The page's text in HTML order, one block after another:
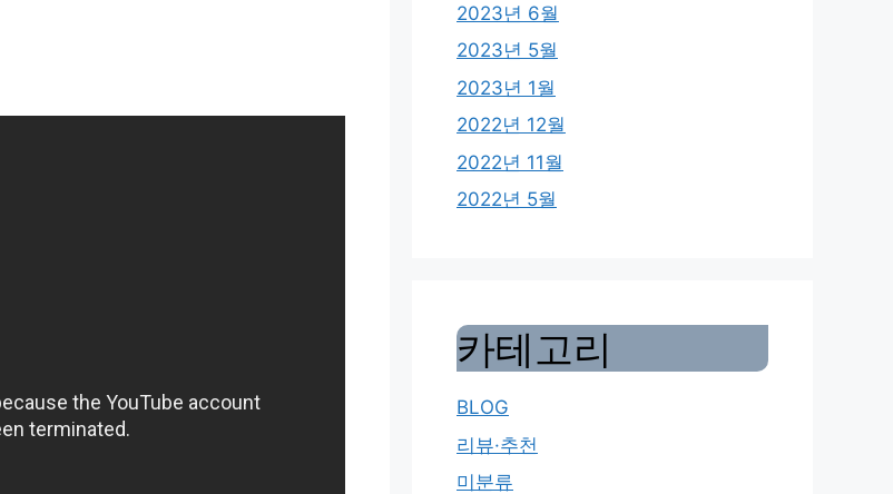
2023년 6월
2023년 5월
2023년 1월
2022년 12월
2022년 11월
2022년 5월
카테고리
BLOG
리뷰·추천
미분류